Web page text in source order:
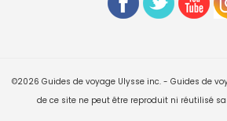
©2026 Guides de voyage Ulysse inc. - Guides de
de ce site ne peut être reproduit ni réutilisé